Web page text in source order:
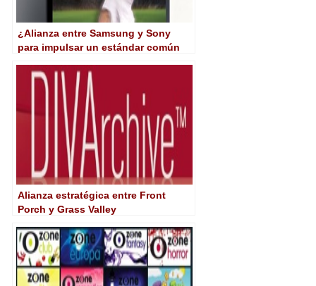
¿Alianza entre Samsung y Sony
para impulsar un estándar común
Alianza estratégica entre Front
Porch y Grass Valley